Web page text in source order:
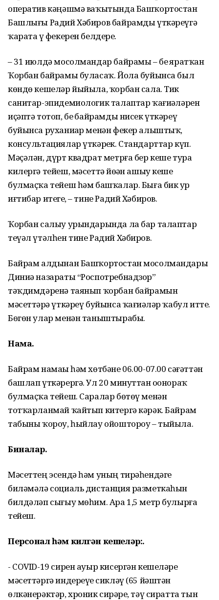
оператив кәңәшмә ваҡытында Башҡортостан
Башлығы Радий Хәбиров байрамды үткәреүгә
ҡарата үҙ фекерен белдерҙе.
– 31 июлдә мосолмандар байрамы – беҙ яратҡан
Ҡорбан байрамы буласаҡ. Йола буйынса был
көндө кешеләр йыйыла, ҡорбан сала. Тик
санитар-эпидемиологик талаптар ҡағиҙәләрен
иҫәптә тотоп, беҙ байрамды нисек үткәреү
буйынса руханиҙар менән фекер алыштыҡ,
консультациялар үткәрҙек. Стандарттар күп.
Мәҫәлән, дүрт квадрат метрға бер кеше тура
килергә тейеш, мәсеттә йөҙҙән ашыу кеше
булмаҫҡа тейеш һәм башҡалар. Быға бик ҙур
иғтибар итегеҙ, – тине Радий Хәбиров.
Ҡорбан салыу урындарында ла бар талаптар
теүәл үтәлһен тине Радий Хәбиров.
Байрам алдынан Башҡортостан мосолмандары
Диниә назараты “Роспотребнадзор”
тәҡдимдәренә таянып ҡорбан байрамын
мәсеттәрҙә үткәреү буйынса ҡағиҙәләр ҡабул итте.
Бөгөн улар менән таныштырабыҙ.
Намаҙ.
Байрам намаҙы һәм хөтбәне 06.00-07.00 сәғәттән
башлап үткәрергә. Ул 20 минуттан оҙонораҡ
булмаҫҡа тейеш. Саралар бөтөү менән
тотҡарланмай ҡайтып китергә кәрәк. Байрам
табыны ҡороу, һыйлау ойоштороу – тыйыла.
Биналар.
Мәсеттең эсендә һәм уның тирәһендәге
биләмәлә социаль дистанция разметкаһын
билдәләп сығыу мөһим. Ара 1,5 метр булырға
тейеш.
Персонал һәм килгән кешеләр:.
- COVID-19 сирен ауыр кисергән кешеләрҙе
мәсеттәргә индереүҙе сикләү (65 йәштән
өлкәнерәктәр, хроник сирҙәре, тәү сиратта тын